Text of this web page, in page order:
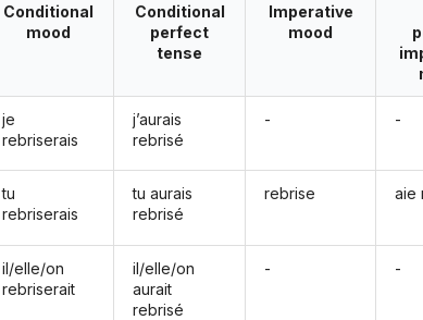
Conditional
mood
je
rebriserais
tu
rebriserais
il/elle/on
rebriserait
Conditional
perfect
tense
j’aurais
rebrisé
tu aurais
rebrisé
il/elle/on
aurait
rebrisé
Imperative
mood
-
rebrise
-
-
aie
-